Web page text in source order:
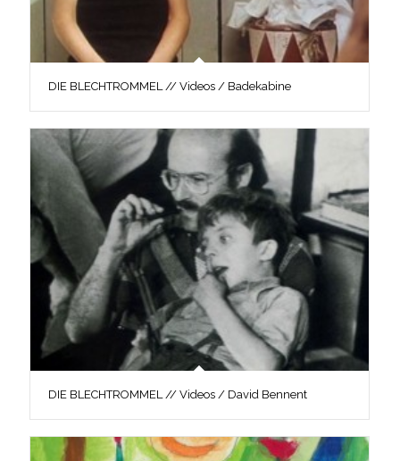
DIE BLECHTROMMEL // Videos / Badekabine
DIE BLECHTROMMEL // Videos / David Bennent